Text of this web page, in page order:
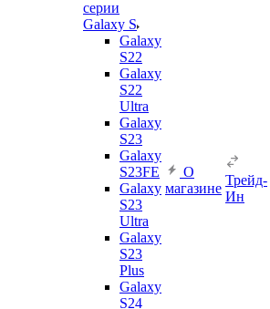
серии
Galaxy S
Galaxy
S22
Galaxy
S22
Ultra
Galaxy
S23
Galaxy
S23FE
Galaxy
S23
Ultra
Galaxy
S23
Plus
Galaxy
S24
О
магазине
Трейд-
Ин